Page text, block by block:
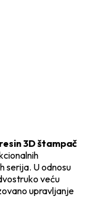
3D štampač
serija. U odnosu
veću
upravljanje